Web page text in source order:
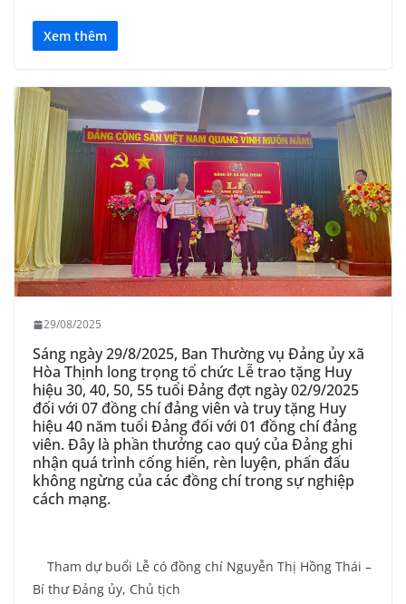
Xem thêm
29/08/2025
Sáng ngày 29/8/2025, Ban Thường vụ Đảng ủy xã
Hòa Thịnh long trọng tổ chức Lễ trao tặng Huy
hiệu 30, 40, 50, 55 tuổi Đảng đợt ngày 02/9/2025
đối với 07 đồng chí đảng viên và truy tặng Huy
hiệu 40 năm tuổi Đảng đối với 01 đồng chí đảng
viên. Đây là phần thưởng cao quý của Đảng ghi
nhận quá trình cống hiến, rèn luyện, phấn đấu
không ngừng của các đồng chí trong sự nghiệp
cách mạng.
Tham dự buổi Lễ có đồng chí Nguyễn Thị Hồng Thái –
Bí thư Đảng ủy, Chủ tịch